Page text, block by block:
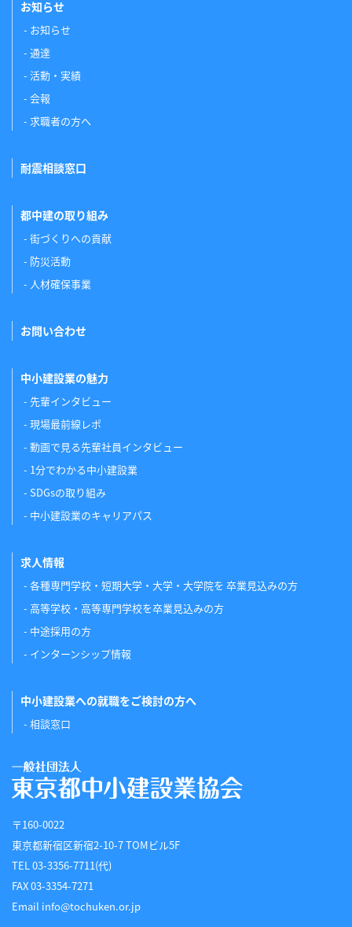
お知らせ
お知らせ
通達
活動・実績
会報
求職者の方へ
耐震相談窓口
都中建の取り組み
街づくりへの貢献
防災活動
人材確保事業
お問い合わせ
中小建設業の魅力
先輩インタビュー
現場最前線レポ
動画で見る先輩社員インタビュー
1分でわかる中小建設業
SDGsの取り組み
中小建設業のキャリアパス
求人情報
各種専門学校・短期大学・大学・大学院を 卒業見込みの方
高等学校・高等専門学校を卒業見込みの方
中途採用の方
インターンシップ情報
中小建設業への就職をご検討の方へ
相談窓口
〒160-0022
東京都新宿区新宿2-10-7 TOMビル5F
TEL 03-3356-7711(代)
FAX 03-3354-7271
Email info@tochuken.or.jp